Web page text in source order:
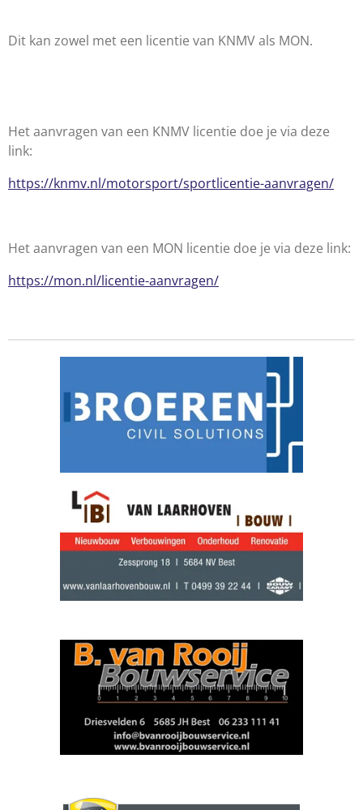
Dit kan zowel met een licentie van KNMV als MON.
Het aanvragen van een KNMV licentie doe je via deze
link:
https://knmv.nl/motorsport/sportlicentie-aanvragen/
Het aanvragen van een MON licentie doe je via deze link:
https://mon.nl/licentie-aanvragen/